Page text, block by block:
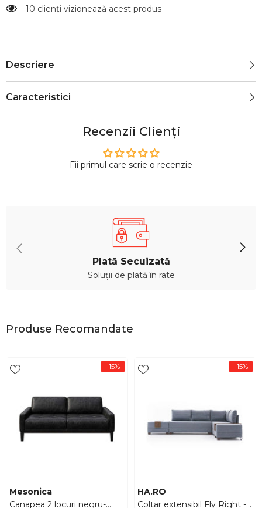
10 clienți vizionează acest produs
Descriere
Caracteristici
Recenzii Clienți
Fii primul care scrie o recenzie
Plată Secuizată
Soluții de plată în rate
Produse Recomandate
-15%
Furnizor:
Mesonica
Canapea 2 locuri negru-
-15%
Furnizor:
HA.RO
Coltar extensibil Fly Right -